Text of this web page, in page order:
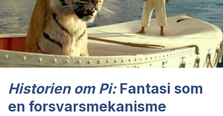
Historien om Pi:Fantasi som
en forsvarsmekanisme